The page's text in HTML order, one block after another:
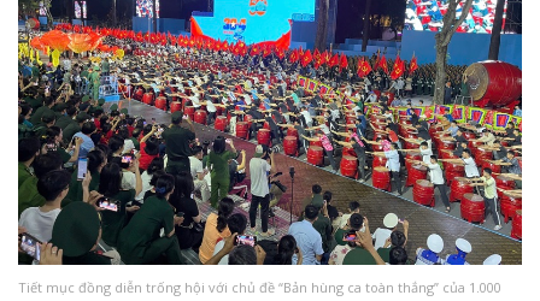
Tiết mục đồng diễn trống hội với chủ đề “Bản hùng ca toàn thắng” của 1.000